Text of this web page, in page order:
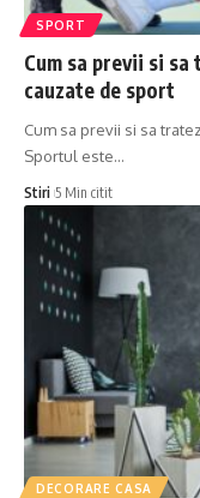
SPORT
Cum sa previi si
cauzate de sport
Cum sa previi si sa
Sportul este…
Stiri 5 Min citit
DECORARE CASA